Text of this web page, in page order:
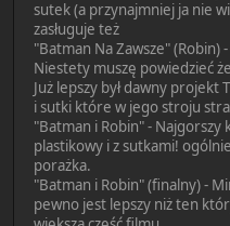
sutek (a przynajmniej ja nie
zasługuje też
"Batman Na Zawsze" (Robin)
Niestety muszę powiedzieć
Już lepszy był dawny
i sutki które w jego stroju
"Batman i Robin" - Najgorszy
plastikowy i z sutkami!
porażka.
"Batman i Robin" (finalny) -
pewno jest lepszy niż ten